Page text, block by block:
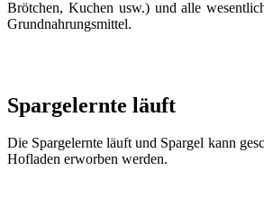
Brötchen, Kuchen usw.) und alle
Grundnahrungsmittel.
Spargelernte läuft
Die Spargelernte läuft und Spargel kann
Hofladen erworben werden.